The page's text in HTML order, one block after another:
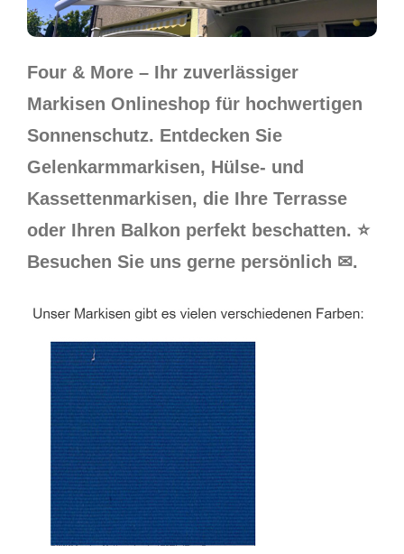
Four & More – Ihr zuverlässiger
Markisen Onlineshop für hochwertigen
Sonnenschutz. Entdecken Sie
Gelenkarmmarkisen, Hülse- und
Kassettenmarkisen, die Ihre Terrasse
oder Ihren Balkon perfekt beschatten. ⭐
Besuchen Sie uns gerne persönlich ✉.